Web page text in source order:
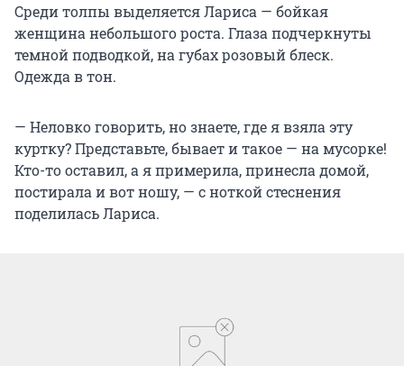
Среди толпы выделяется Лариса — бойкая
женщина небольшого роста. Глаза подчеркнуты
темной подводкой, на губах розовый блеск.
Одежда в тон.
— Неловко говорить, но знаете, где я взяла эту
куртку? Представьте, бывает и такое — на мусорке!
Кто-то оставил, а я примерила, принесла домой,
постирала и вот ношу, — с ноткой стеснения
поделилась Лариса.